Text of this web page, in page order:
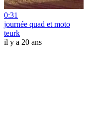
0:31
journée quad et moto
teurk
il y a 20 ans